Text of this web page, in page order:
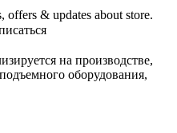
offers & updates about store.
на производстве,
оборудования,